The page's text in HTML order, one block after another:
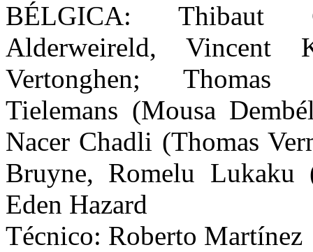
BÉLGICA: Thibaut
Alderweireld, Vincent
Vertonghen; Thomas
Tielemans (Mousa
Nacer Chadli (Thomas
Bruyne, Romelu Lukaku
Eden Hazard
Técnico: Roberto Martínez